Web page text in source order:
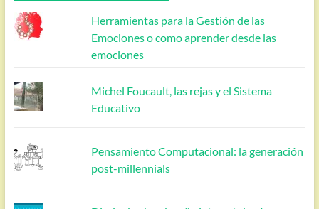
Herramientas para la Gestión de las
Emociones o como aprender desde las
emociones
Michel Foucault, las rejas y el Sistema
Educativo
Pensamiento Computacional: la generación
post-millennials